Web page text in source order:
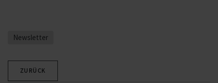
Newsletter
ZURÜCK